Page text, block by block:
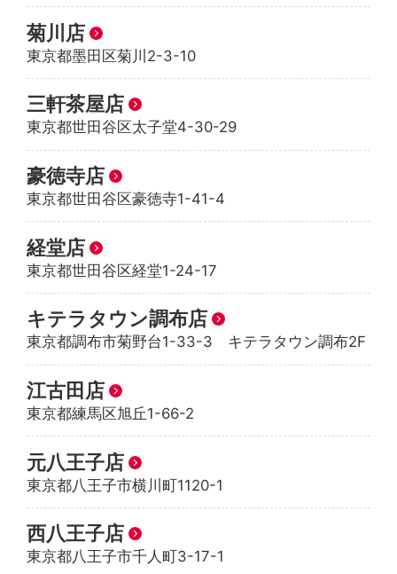
菊川店
東京都墨田区菊川2-3-10
三軒茶屋店
東京都世田谷区太子堂4-30-29
豪徳寺店
東京都世田谷区豪徳寺1-41-4
経堂店
東京都世田谷区経堂1-24-17
キテラタウン調布店
東京都調布市菊野台1-33-3 キテラタウン調布2F
江古田店
東京都練馬区旭丘1-66-2
元八王子店
東京都八王子市横川町1120-1
西八王子店
東京都八王子市千人町3-17-1